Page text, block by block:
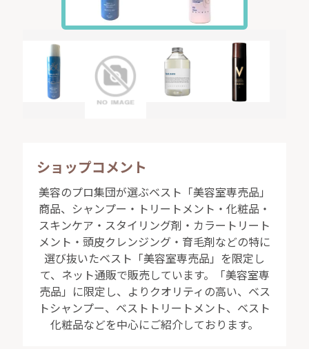
ショップコメント
美容のプロ集団が選ぶベスト「美容室専売品」
商品、シャンプー・トリートメント・化粧品・
スキンケア・スタイリング剤・カラートリート
メント・頭皮クレンジング・育毛剤などの特に
選び抜いたベスト「美容室専売品」を限定し
て、ネット通販で販売しています。「美容室専
売品」に限定し、よりクオリティの高い、ベス
トシャンプー、ベストトリートメント、ベスト
化粧品などを中心にご紹介しております。